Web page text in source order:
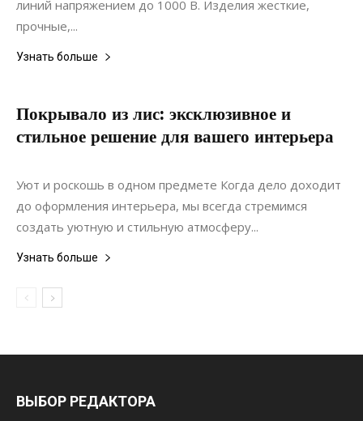
линий напряжением до 1000 В. Изделия жесткие,
прочные,...
Узнать больше
Покрывало из лис: эксклюзивное и
стильное решение для вашего интерьера
25.04.2024 0
Уют и роскошь в одном предмете Когда дело доходит
до оформления интерьера, мы всегда стремимся
создать уютную и стильную атмосферу...
Узнать больше
ВЫБОР РЕДАКТОРА